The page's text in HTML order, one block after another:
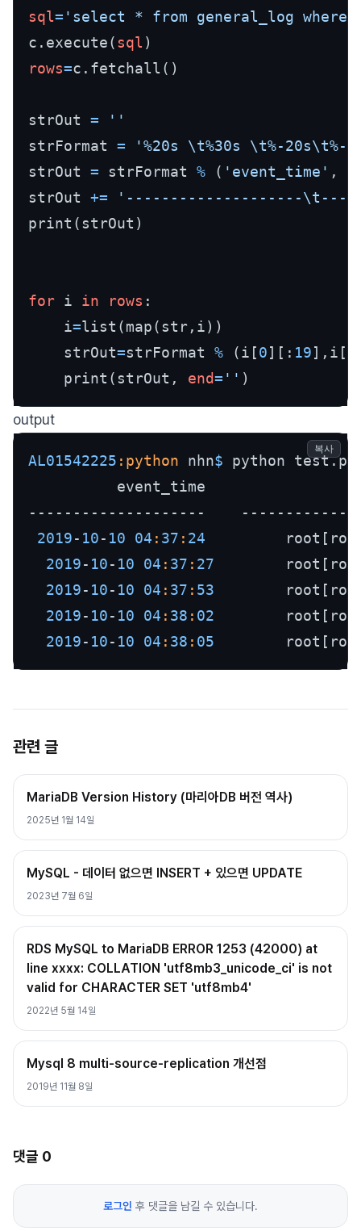
sql= 'select * from general_log where
c.execute(sql
rows=c.fetchall()
strOut =
''
strFormat =
'%20s \t%30s \t%-20s\t%-
strOut = strFormat % ( 'event_time' ,
strOut +=
'--------------------
print(strOut)
for i in rows :
    i
=list(map(str,i))
    strOut
=strFormat % (i[0][: 19],i[
    print(strOut,
end= '' )
output
AL01542225 :python nhn$ python test.py
event_time
--------------------
2019- 10- 10 04 : 37 : 24
2019- 10- 10 04 : 37 : 27
2019- 10- 10 04 : 37 : 53
2019- 10- 10 04 : 38 : 02
2019- 10- 10 04 : 38 : 05
복사
관련 글
MariaDB Version History (마리아DB 버전 역사)
2025년 1월 14일
MySQL - 데이터 없으면 INSERT + 있으면 UPDATE
2023년 7월 6일
RDS MySQL to MariaDB ERROR 1253 (42000) at
line xxxx: COLLATION 'utf8mb3_unicode_ci' is not
valid for CHARACTER SET 'utf8mb4'
2022년 5월 14일
Mysql 8 multi-source-replication 개선점
2019년 11월 8일
댓글 0
로그인 후 댓글을 남길 수 있습니다.